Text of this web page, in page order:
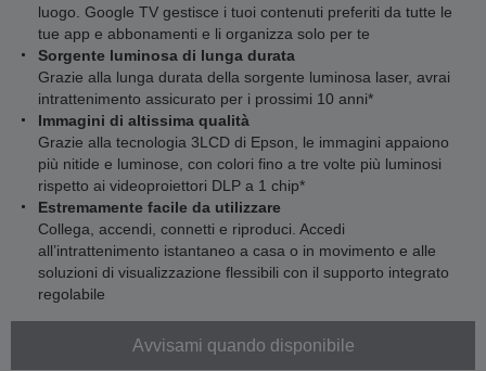
luogo. Google TV gestisce i tuoi contenuti preferiti da tutte le
tue app e abbonamenti e li organizza solo per te
Sorgente luminosa di lunga durata
Grazie alla lunga durata della sorgente luminosa laser, avrai
intrattenimento assicurato per i prossimi 10 anni*
Immagini di altissima qualità
Grazie alla tecnologia 3LCD di Epson, le immagini appaiono
più nitide e luminose, con colori fino a tre volte più luminosi
rispetto ai videoproiettori DLP a 1 chip*
Estremamente facile da utilizzare
Collega, accendi, connetti e riproduci. Accedi
all’intrattenimento istantaneo a casa o in movimento e alle
soluzioni di visualizzazione flessibili con il supporto integrato
regolabile
Avvisami quando disponibile